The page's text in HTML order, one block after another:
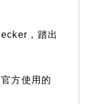
，踏出
方使用的